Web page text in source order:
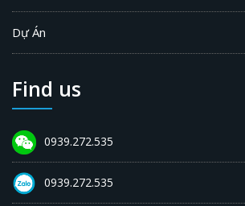
Dự Án
Find us
0939.272.535
0939.272.535